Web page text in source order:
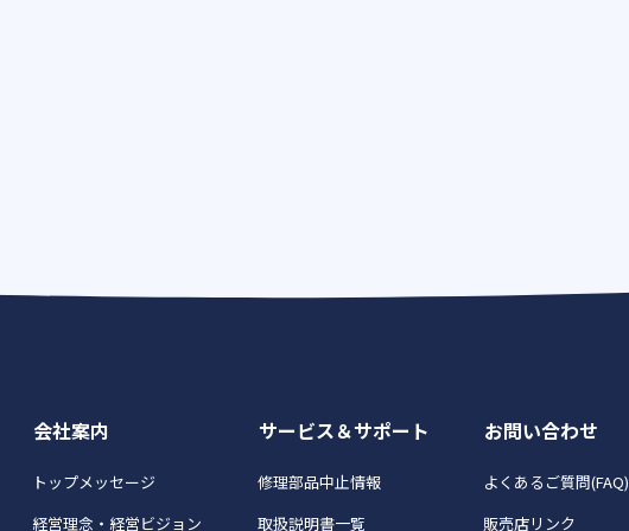
会社案内
トップメッセージ
経営理念・経営ビジョン
サービス＆サポート
修理部品中止情報
取扱説明書一覧
お問い合わせ
よくあるご質問(FAQ)
販売店リンク